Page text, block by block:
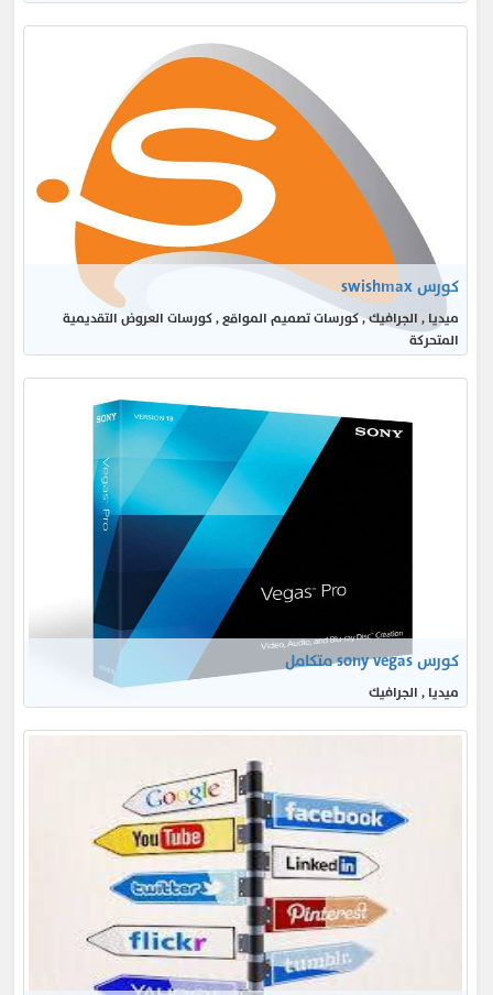
كورس swishmax
ميديا , الجرافيك , كورسات تصميم المواقع , كورسات العروض التقديمية
المتحركة
كورس sony vegas متكامل
ميديا , الجرافيك